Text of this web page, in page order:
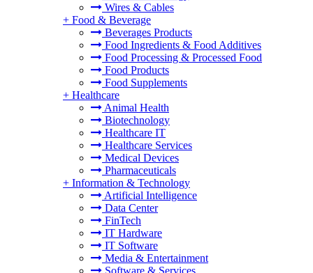
Wires & Cables
+ Food & Beverage
Beverages Products
Food Ingredients & Food Additives
Food Processing & Processed Food
Food Products
Food Supplements
+ Healthcare
Animal Health
Biotechnology
Healthcare IT
Healthcare Services
Medical Devices
Pharmaceuticals
+ Information & Technology
Artificial Intelligence
Data Center
FinTech
IT Hardware
IT Software
Media & Entertainment
Software & Services